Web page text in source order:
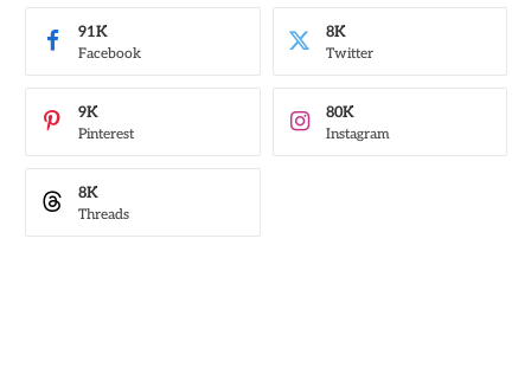
Facebook
91K
Twitter
8K
Pinterest
9K
Instagram
80K
Threads
8K